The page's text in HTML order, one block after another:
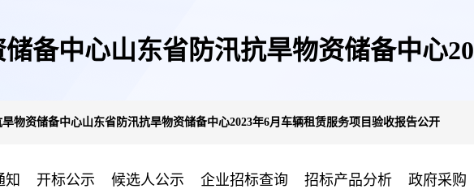
备中心山东省防汛抗旱物资储备中心
物资储备中心山东省防汛抗旱物资储备中心2023年6月车辆租赁服务项目验收报告公开
知 开标公示 候选人公示 企业招标查询 招标产品分析 政府采购